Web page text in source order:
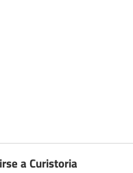
a Curistoria